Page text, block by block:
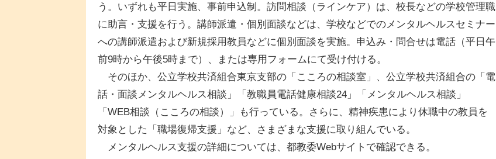
う。いずれも平日実施、事前申込制。訪問相談（ラインケア）は、校長などの学校管理職
に助言・支援を行う。講師派遣・個別面談などは、学校などでのメンタルヘルスセミナー
への講師派遣および新規採用教員などに個別面談を実施。申込み・問合せは電話（平日午
前9時から午後5時まで）、または専用フォームにて受け付ける。
そのほか、公立学校共済組合東京支部の「こころの相談室」、公立学校共済組合の「電
話・面談メンタルヘルス相談」「教職員電話健康相談24」「メンタルヘルス相談」
「WEB相談（こころの相談）」も行っている。さらに、精神疾患により休職中の教員を
対象とした「職場復帰支援」など、さまざまな支援に取り組んでいる。
メンタルヘルス支援の詳細については、都教委Webサイトで確認できる。